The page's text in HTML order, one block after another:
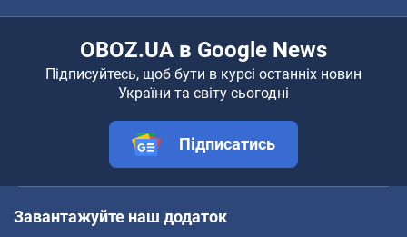
OBOZ.UA в Google News
Підписуйтесь, щоб бути в курсі останніх новин
України та світу сьогодні
Підписатись
Завантажуйте наш додаток